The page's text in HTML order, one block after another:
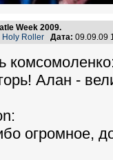
Week 2009.
Holy Roller Дата:
Алан -
огромное,